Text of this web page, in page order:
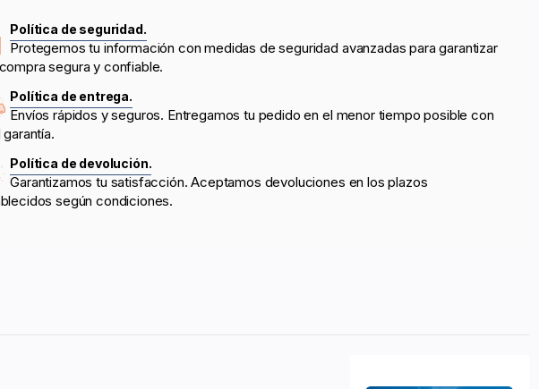
Política de seguridad.
Protegemos tu información con medidas de seguridad avanzadas para garantizar
segura y confiable.
Política de entrega.
Envíos rápidos y seguros. Entregamos tu pedido en el menor tiempo posible con
Política de devolución.
Garantizamos tu satisfacción. Aceptamos devoluciones en los plazos
según condiciones.